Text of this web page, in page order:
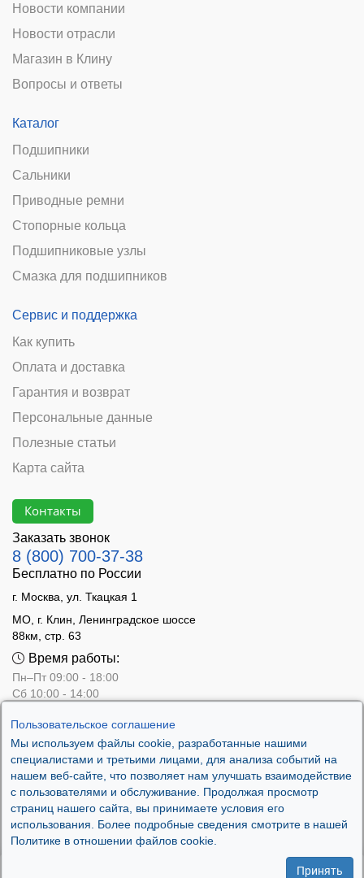
Пользовательское соглашение
Мы используем файлы cookie, разработанные нашими
специалистами и третьими лицами, для анализа событий на
нашем веб-сайте, что позволяет нам улучшать взаимодействие
с пользователями и обслуживание. Продолжая просмотр
страниц нашего сайта, вы принимаете условия его
использования. Более подробные сведения смотрите в нашей
Политике в отношении файлов cookie.
Принять
Новости компании
Новости отрасли
Магазин в Клину
Вопросы и ответы
Каталог
Подшипники
Сальники
Приводные ремни
Стопорные кольца
Подшипниковые узлы
Смазка для подшипников
Сервис и поддержка
Как купить
Оплата и доставка
Гарантия и возврат
Персональные данные
Полезные статьи
Карта сайта
Контакты
Заказать звонок
8 (800) 700-37-38
Бесплатно по России
г. Москва, ул. Ткацкая 1
МО, г. Клин, Ленинградское шоссе
88км, стр. 63
Время работы:
Пн–Пт 09:00 - 18:00
Сб 10:00 - 14:00